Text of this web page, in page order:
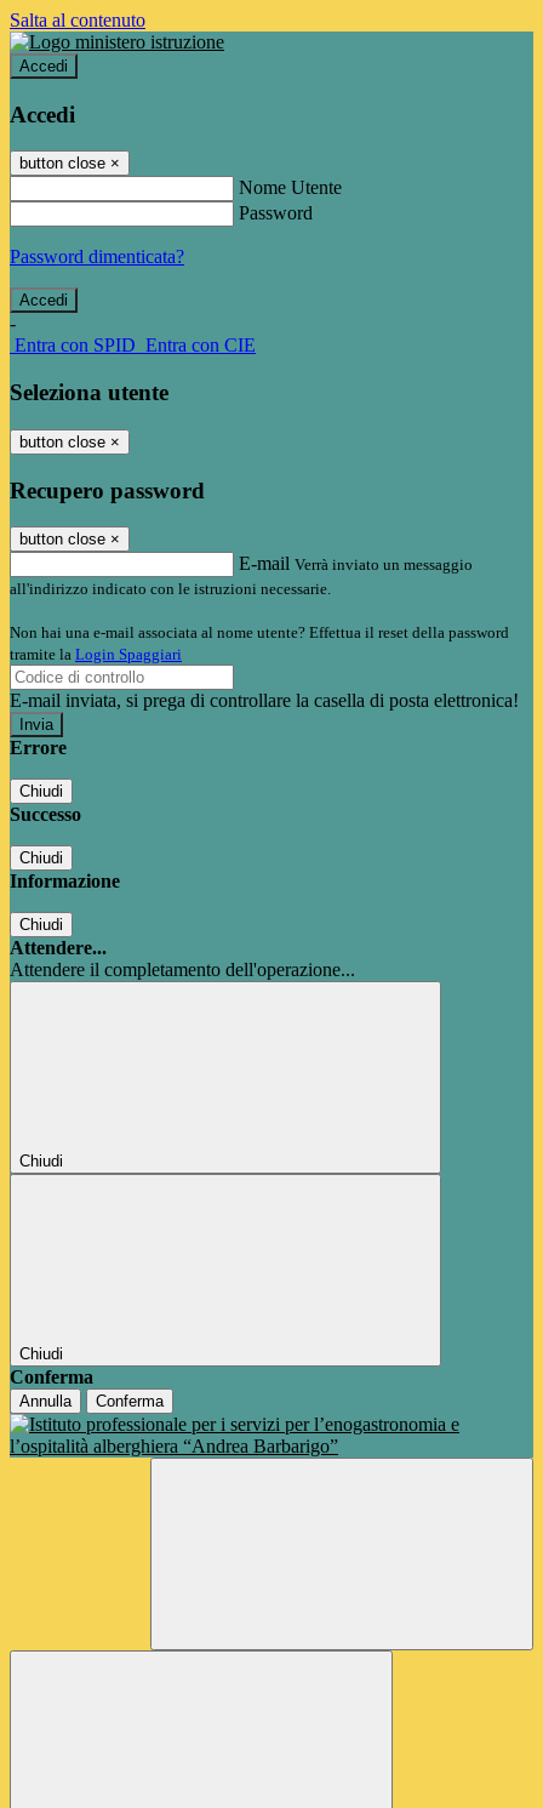
Salta al contenuto
Accedi
Accedi
button close ×
Nome Utente
Password
Password dimenticata?
-
Entra con SPID Entra con CIE
Seleziona utente
button close ×
Recupero password
button close ×
E-mail Verrà inviato un messaggio
all'indirizzo indicato con le istruzioni necessarie.
Non hai una e-mail associata al nome utente? Effettua il reset della password
tramite la Login Spaggiari
E-mail inviata, si prega di controllare la casella di posta elettronica!
Errore
Chiudi
Successo
Chiudi
Informazione
Chiudi
Attendere...
Attendere il completamento dell'operazione...
Chiudi
Chiudi
Conferma
Annulla Conferma